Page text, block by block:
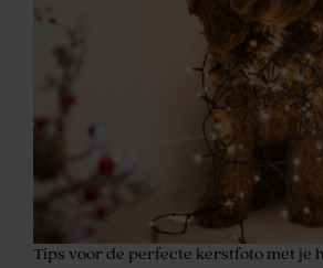
Tips voor de perfecte kerstfoto met je